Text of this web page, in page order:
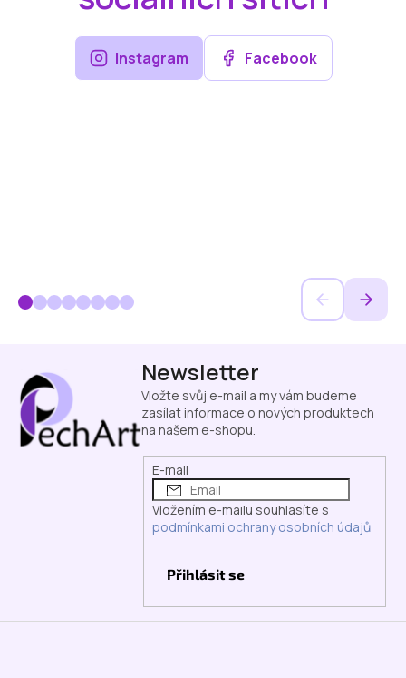
Instagram Facebook
Newsletter
Vložte svůj e-mail a my vám budeme
zasílat informace o nových produktech
na našem e-shopu.
E-mail
Vložením e-mailu souhlasíte s
podmínkami ochrany osobních údajů
Přihlásit se